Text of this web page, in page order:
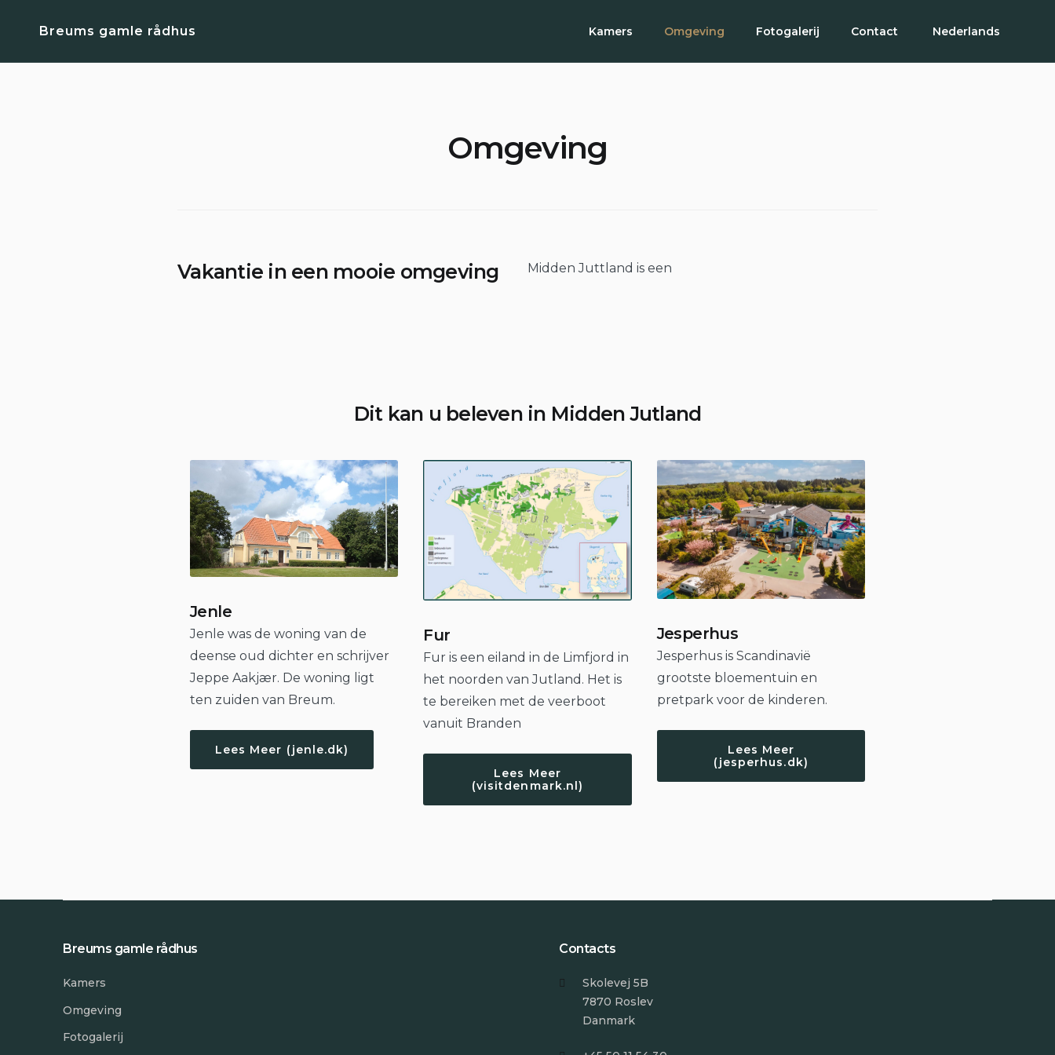
Breums gamle rådhus Kamers Omgeving Fotogalerij Contact Nederlands
Omgeving
Vakantie in een mooie omgeving Midden Juttland is een
Dit kan u beleven in Midden Jutland
Jenle
Jenle was de woning van de
deense oud dichter en schrijver
Jeppe Aakjær. De woning ligt
ten zuiden van Breum.
Lees Meer (jenle.dk)
Fur
Fur is een eiland in de Limfjord in
het noorden van Jutland. Het is
te bereiken met de veerboot
vanuit Branden
Lees Meer
(visitdenmark.nl)
Jesperhus
Jesperhus is Scandinavië
grootste bloementuin en
pretpark voor de kinderen.
Lees Meer
(jesperhus.dk)
Breums gamle rådhus
Kamers
Omgeving
Fotogalerij
Contacts
Skolevej 5B
7870 Roslev
Danmark